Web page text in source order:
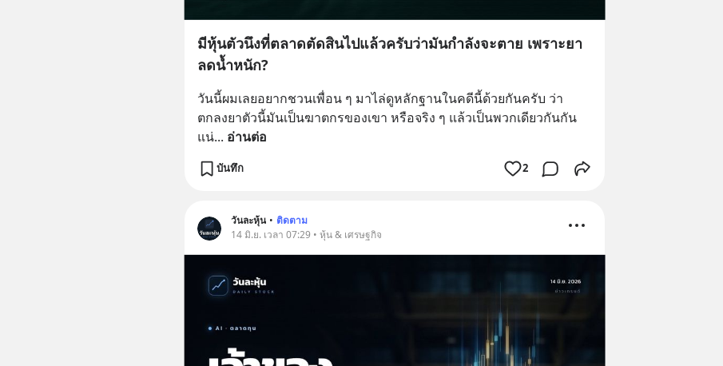
มีหุ้นตัวนึงที่ตลาดตัดสินไปแล้วครับว่ามันกำลังจะตาย เพราะยา
ลดน้ำหนัก?
วันนี้ผมเลยอยากชวนเพื่อน ๆ มาไล่ดูหลักฐานในคดีนี้ด้วยกันครับ ว่า
ตกลงยาตัวนี้มันเป็นฆาตกรของเขา หรือจริง ๆ แล้วเป็นพวกเดียวกันกัน
แน่... อ่านต่อ
บันทึก 2
วันละหุ้น • ติดตาม
14 มิ.ย. เวลา 07:29 • หุ้น & เศรษฐกิจ